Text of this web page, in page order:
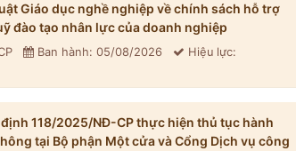
Giáo dục nghề nghiệp về chính sách hỗ trợ
đào tạo nhân lực của doanh nghiệp
Ban hành: 05/08/2026 Hiệu lực:
118/2025/NĐ-CP thực hiện thủ tục hành
tại Bộ phận Một cửa và Cổng Dịch vụ công